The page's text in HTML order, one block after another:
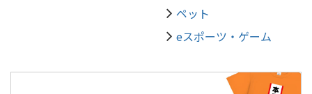
ペット
eスポーツ・ゲーム